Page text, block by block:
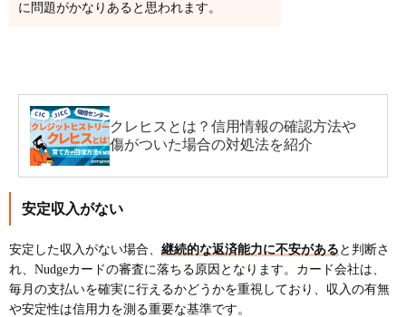
に問題がかなりあると思われます。
クレヒスとは？信用情報の確認方法や
傷がついた場合の対処法を紹介
安定収入がない
安定した収入がない場合、 継続的な返済能力に不安がある と判断さ
れ、Nudgeカードの審査に落ちる原因となります。カード会社は、
毎月の支払いを確実に行えるかどうかを重視しており、収入の有無
や安定性は信用力を測る重要な基準です。